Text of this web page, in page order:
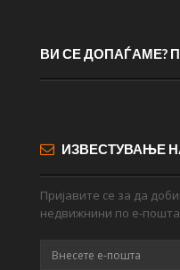
ВИ СЕ ДОПАЃАМЕ?
ИЗВЕСТУВАЊЕ
Пријавите се за да
недвижнини по е-пошта